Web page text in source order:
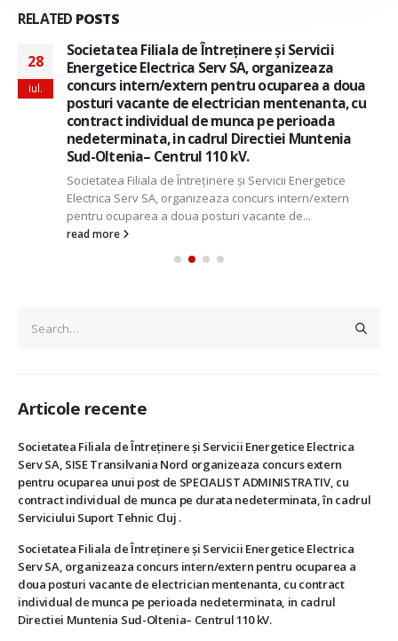
RELATED POSTS
28
iul.
Societatea Filiala de Întreţinere şi Servicii
Energetice Electrica Serv SA, organizeaza
concurs intern/extern pentru ocuparea a doua
posturi vacante de electrician mentenanta, cu
contract individual de munca pe perioada
nedeterminata, in cadrul Directiei Muntenia
Sud-Oltenia– Centrul 110 kV.
Societatea Filiala de Întreţinere şi Servicii Energetice
Electrica Serv SA, organizeaza concurs intern/extern
pentru ocuparea a doua posturi vacante de...
read more
Articole recente
Societatea Filiala de Întreţinere şi Servicii Energetice Electrica
Serv SA, SISE Transilvania Nord organizeaza concurs extern
pentru ocuparea unui post de SPECIALIST ADMINISTRATIV, cu
contract individual de munca pe durata nedeterminata, în cadrul
Serviciului Suport Tehnic Cluj .
Societatea Filiala de Întreţinere şi Servicii Energetice Electrica
Serv SA, organizeaza concurs intern/extern pentru ocuparea a
doua posturi vacante de electrician mentenanta, cu contract
individual de munca pe perioada nedeterminata, in cadrul
Directiei Muntenia Sud-Oltenia– Centrul 110 kV.